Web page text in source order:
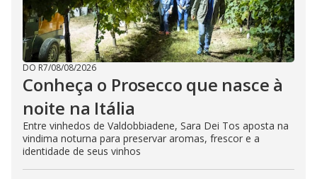
DO R7/08/08/2026
Conheça o Prosecco que nasce à
noite na Itália
Entre vinhedos de Valdobbiadene, Sara Dei Tos aposta na
vindima noturna para preservar aromas, frescor e a
identidade de seus vinhos